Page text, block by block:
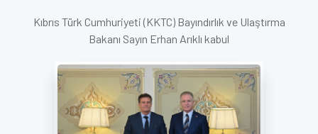
Kıbrıs Türk Cumhuriyeti (KKTC) Bayındırlık ve Ulaştırma
Bakanı Sayın Erhan Arıklı kabul